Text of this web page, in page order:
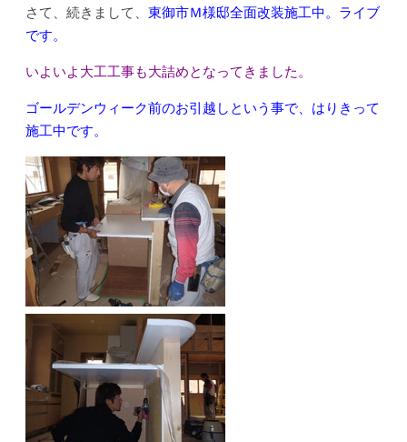
さて、続きまして、 東御市Ｍ様邸全面改装施工中。ライブ
です。
いよいよ大工工事も大詰めとなってきました。
ゴールデンウィーク前のお引越しという事で、はりきって
施工中です。